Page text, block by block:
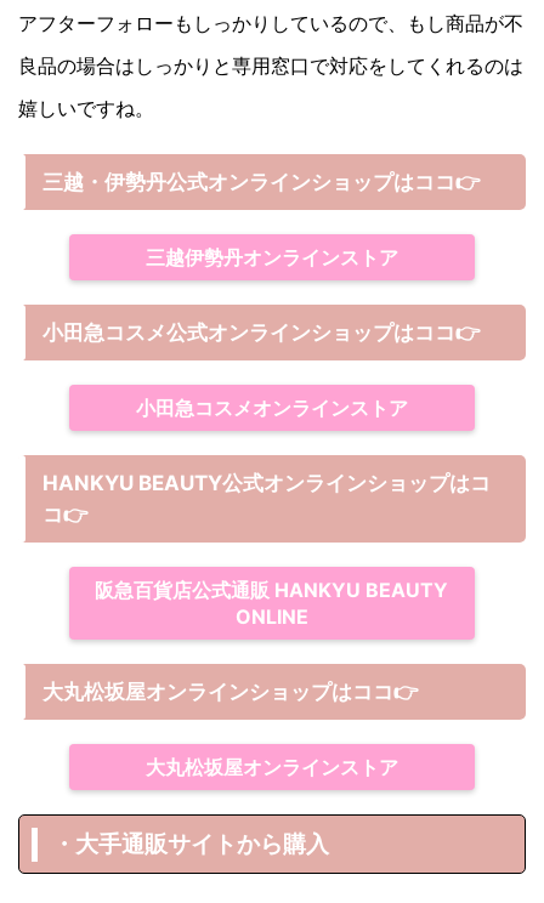
アフターフォローもしっかりしているので、もし商品が不
良品の場合はしっかりと専用窓口で対応をしてくれるのは
嬉しいですね。
三越・伊勢丹公式オンラインショップはココ👉
三越伊勢丹オンラインストア
小田急コスメ公式オンラインショップはココ👉
小田急コスメオンラインストア
HANKYU BEAUTY公式オンラインショップはコ
コ👉
阪急百貨店公式通販 HANKYU BEAUTY
ONLINE
大丸松坂屋オンラインショップはココ👉
大丸松坂屋オンラインストア
・大手通販サイトから購入